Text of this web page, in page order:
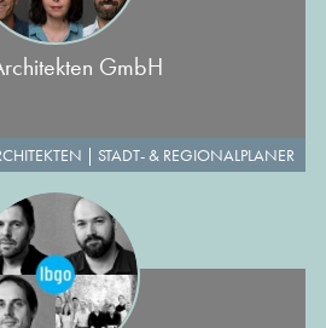
GmbH
| STADT- & REGIONALPLANER